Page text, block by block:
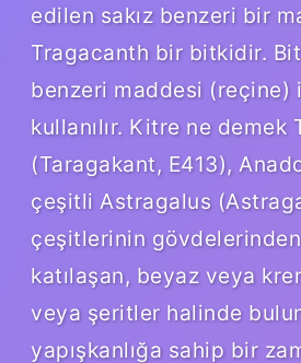
edilen sakız benzeri bir
Tragacanth bir bitkidir.
benzeri maddesi (reçine)
kullanılır. Kitre ne demek
(Taragakant, E413),
çeşitli Astragalus
çeşitlerinin gövdelerinden
katılaşan, beyaz veya
veya şeritler halinde
yapışkanlığa sahip bir